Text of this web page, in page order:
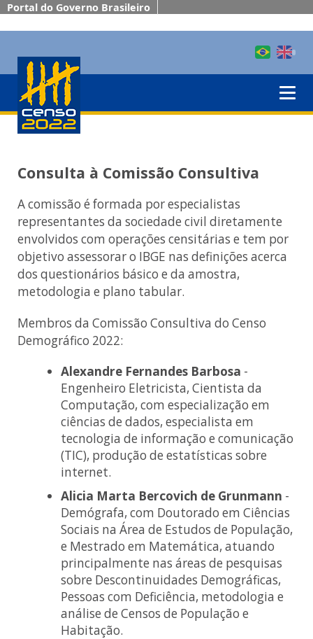
Portal do Governo Brasileiro
Consulta à Comissão Consultiva
A comissão é formada por especialistas
representantes da sociedade civil diretamente
envolvidos com operações censitárias e tem por
objetivo assessorar o IBGE nas definições acerca
dos questionários básico e da amostra,
metodologia e plano tabular.
Membros da Comissão Consultiva do Censo
Demográfico 2022:
Alexandre Fernandes Barbosa -
Engenheiro Eletricista, Cientista da
Computação, com especialização em
ciências de dados, especialista em
tecnologia de informação e comunicação
(TIC), produção de estatísticas sobre
internet.
Alicia Marta Bercovich de Grunmann -
Demógrafa, com Doutorado em Ciências
Sociais na Área de Estudos de População,
e Mestrado em Matemática, atuando
principalmente nas áreas de pesquisas
sobre Descontinuidades Demográficas,
Pessoas com Deficiência, metodologia e
análise de Censos de População e
Habitação.